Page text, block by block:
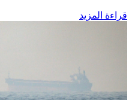
قراءة المزيد